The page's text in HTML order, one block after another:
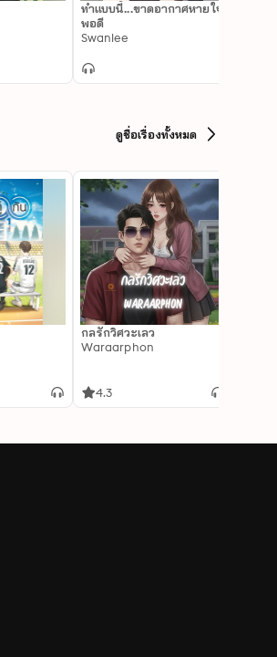
ทำแบบนี้...ขาดอากาศหายใจ
พอดี
Swanlee
ดูชื่อเรื่องทั้งหมด
กลรักวิศวะเลว
Waraarphon
4.3